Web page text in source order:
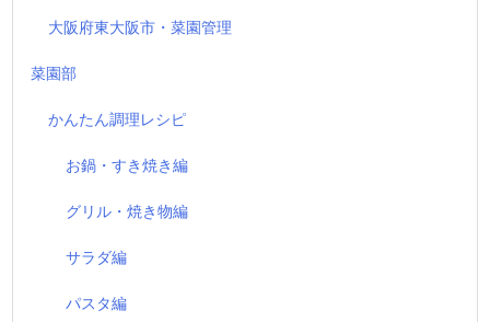
大阪府東大阪市・菜園管理
菜園部
かんたん調理レシピ
お鍋・すき焼き編
グリル・焼き物編
サラダ編
パスタ編